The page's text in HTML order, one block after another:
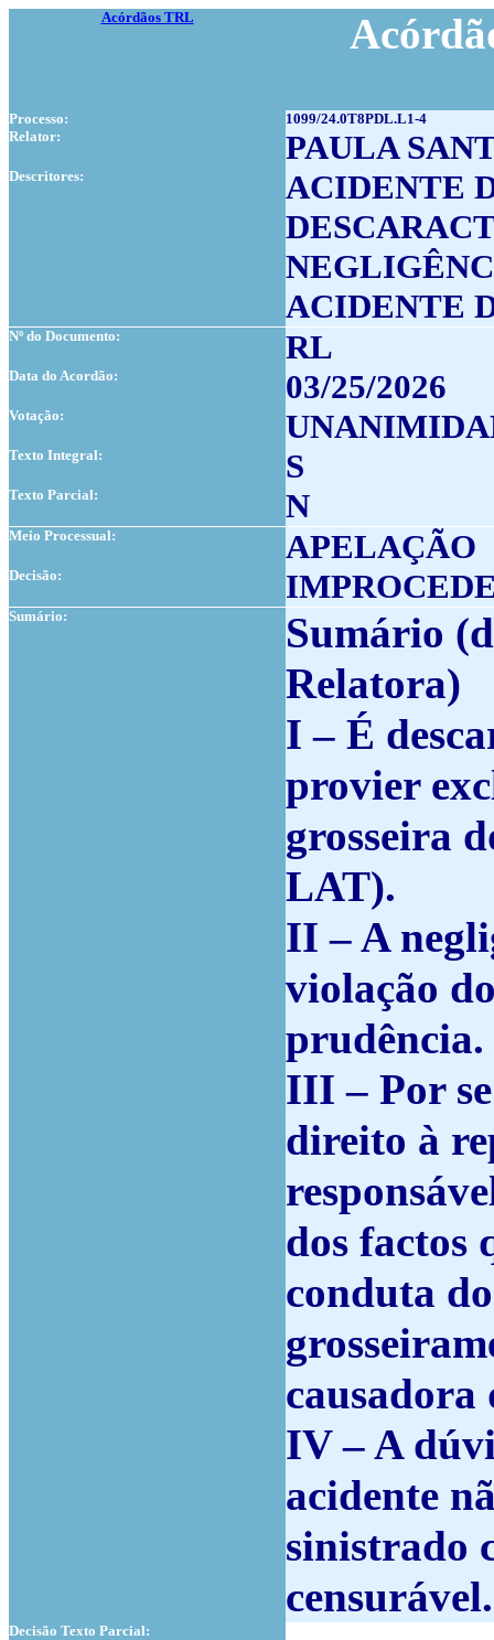
Acórdãos TRL
Processo:
1099/24.0T8PDL.L1-4
Relator:
PAULA
Descritores:
ACIDENTE
ACIDENTE
Nº do Documento: RL
Data do Acordão: 03/25/2026
Votação:
Texto Integral: S
Texto Parcial: N
Meio Processual: APELAÇÃO
Decisão:
Sumário:
Sumário
Relatora)
I – É
provier
grosseira
LAT).
II –A
violação
prudência.
III – Por
direito à
dos factos
conduta
causadora
IV –A
acidente
sinistrado
censurável.
Decisão Texto Parcial: